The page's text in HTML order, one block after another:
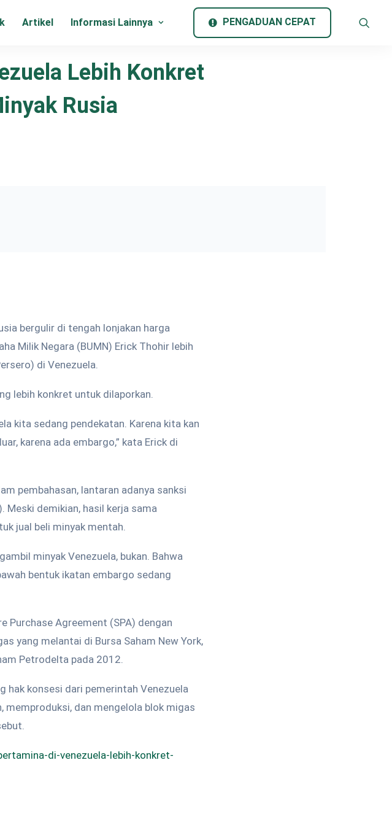
Artikel Informasi Lainnya PENGADUAN CEPAT
Lebih Konkret
Rusia
bergulir di tengah lonjakan harga
Milik Negara (BUMN) Erick Thohir lebih
di Venezuela.
lebih konkret untuk dilaporkan.
kita sedang pendekatan. Karena kita kan
karena ada embargo,” kata Erick di
pembahasan, lantaran adanya sanksi
Meski demikian, hasil kerja sama
jual beli minyak mentah.
minyak Venezuela, bukan. Bahwa
bentuk ikatan embargo sedang
Purchase Agreement (SPA) dengan
yang melantai di Bursa Saham New York,
Petrodelta pada 2012.
hak konsesi dari pemerintah Venezuela
memproduksi, dan mengelola blok migas
di-venezuela-lebih-konkret-